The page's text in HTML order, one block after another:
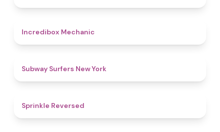
Incredibox Mechanic
Subway Surfers New York
Sprinkle Reversed